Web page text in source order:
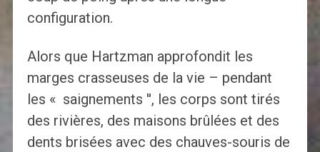
configuration.
Alors que Hartzman approfondit les
marges crasseuses de la vie – pendant
les « saignements '', les corps sont tirés
des rivières, des maisons brûlées et des
dents brisées avec des chauves-souris de